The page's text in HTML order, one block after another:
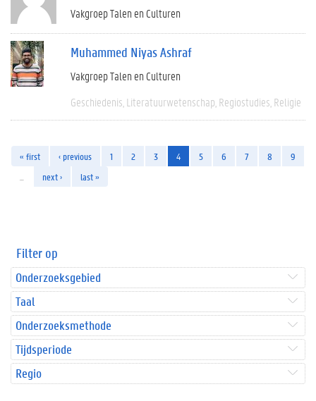
Vakgroep Talen en Culturen
Muhammed Niyas Ashraf
Vakgroep Talen en Culturen
Geschiedenis Literatuurwetenschap Regiostudies Religie
« first ‹ previous 1 2 3 4 5 6 7 8
9
next › last »
Filter op
Onderzoeksgebied
Taal
Onderzoeksmethode
Tijdsperiode
Regio